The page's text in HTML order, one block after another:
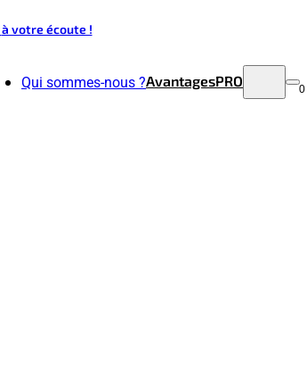
à votre écoute !
Qui sommes-nous ?AvantagesPRO 0